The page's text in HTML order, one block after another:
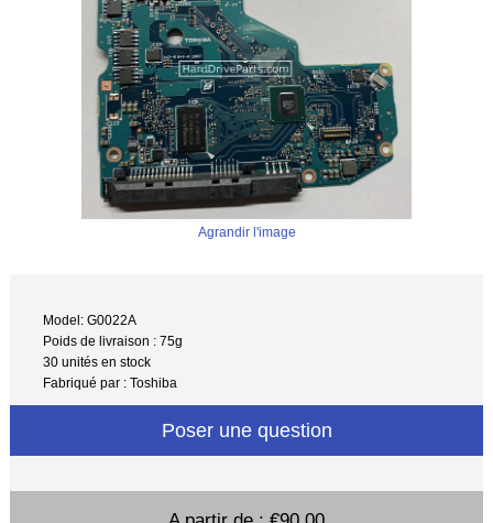
Agrandir l'image
Model: G0022A
Poids de livraison : 75g
30 unités en stock
Fabriqué par : Toshiba
Poser une question